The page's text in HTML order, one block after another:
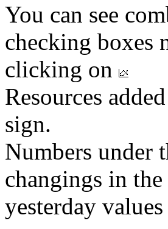
You can see
checking boxes
clicking on
Resources
sign.
Numbers under
changings in
yesterday